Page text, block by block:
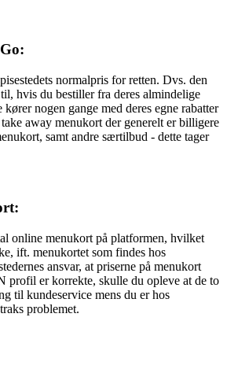
normalpris for retten. Dvs. den
hvis du bestiller fra deres almindelige
kører nogen gange med deres egne rabatter
away menukort der generelt er billigere
samt andre særtilbud - dette tager
online menukort på platformen, hvilket
ift. menukortet som findes hos
ansvar, at priserne på menukort
profil er korrekte, skulle du opleve at de to
til kundeservice mens du er hos
problemet.